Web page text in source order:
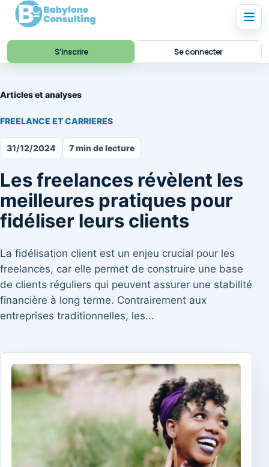
S’inscrire Se connecter
Articles et analyses
FREELANCE ET CARRIERES
31/12/2024 7 min de lecture
Les freelances révèlent les
meilleures pratiques pour
fidéliser leurs clients
La fidélisation client est un enjeu crucial pour les
freelances, car elle permet de construire une base
de clients réguliers qui peuvent assurer une stabilité
financière à long terme. Contrairement aux
entreprises traditionnelles, les...